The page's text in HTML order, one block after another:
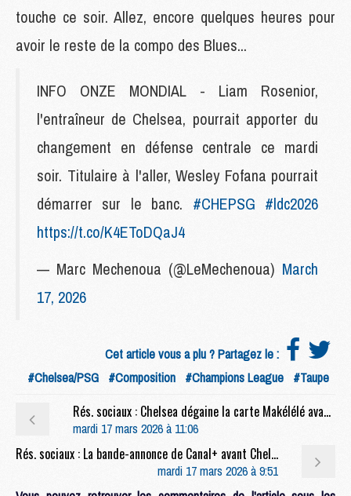
touche ce soir. Allez, encore quelques heures pour
avoir le reste de la compo des Blues...
INFO ONZE MONDIAL - Liam Rosenior,
l'entraîneur de Chelsea, pourrait apporter du
changement en défense centrale ce mardi
soir. Titulaire à l'aller, Wesley Fofana pourrait
démarrer sur le banc. #CHEPSG #ldc2026
https://t.co/K4EToDQaJ4
— Marc Mechenoua (@LeMechenoua) March
17, 2026
Cet article vous a plu ? Partagez le :
#Chelsea/PSG #Composition #Champions League #Taupe
Rés. sociaux : Chelsea dégaine la carte Makélélé avant le retour face au PSG
mardi 17 mars 2026 à 11:06
Rés. sociaux : La bande-annonce de Canal+ avant Chelsea/PSG
mardi 17 mars 2026 à 9:51